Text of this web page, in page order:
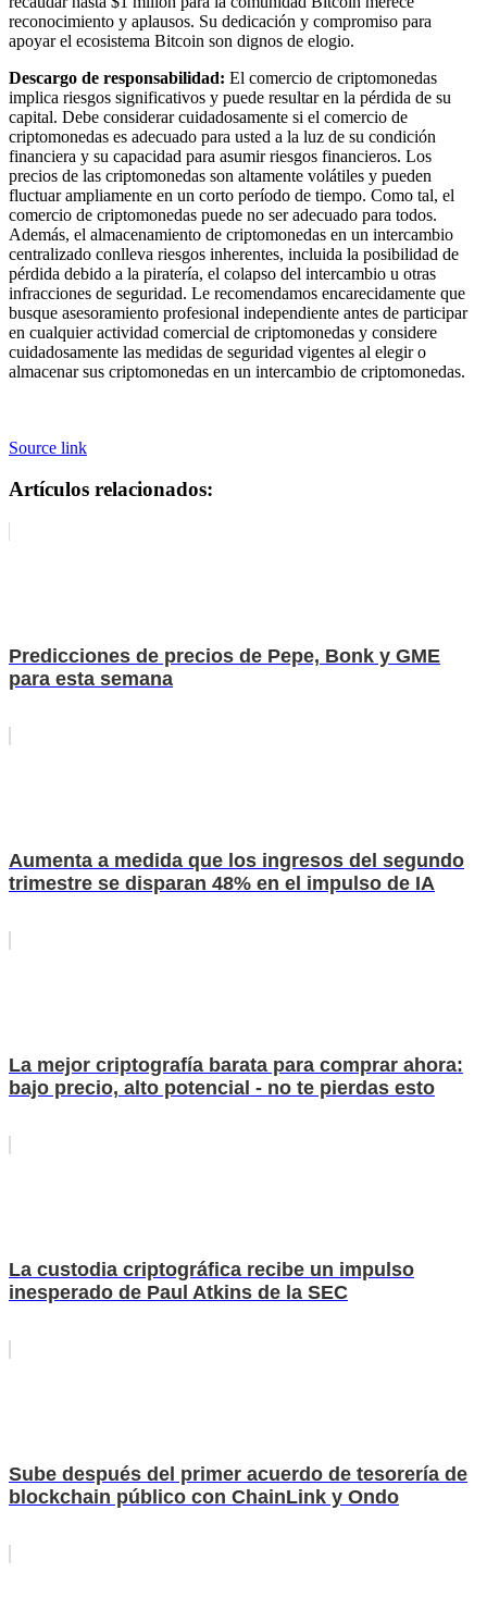
reconocimiento y aplausos. Su dedicación y compromiso para
apoyar el ecosistema Bitcoin son dignos de elogio.
Descargo de responsabilidad: El comercio de criptomonedas
implica riesgos significativos y puede resultar en la pérdida de su
capital. Debe considerar cuidadosamente si el comercio de
criptomonedas es adecuado para usted a la luz de su condición
financiera y su capacidad para asumir riesgos financieros. Los
precios de las criptomonedas son altamente volátiles y pueden
fluctuar ampliamente en un corto período de tiempo. Como tal, el
comercio de criptomonedas puede no ser adecuado para todos.
Además, el almacenamiento de criptomonedas en un intercambio
centralizado conlleva riesgos inherentes, incluida la posibilidad de
pérdida debido a la piratería, el colapso del intercambio u otras
infracciones de seguridad. Le recomendamos encarecidamente que
busque asesoramiento profesional independiente antes de participar
en cualquier actividad comercial de criptomonedas y considere
cuidadosamente las medidas de seguridad vigentes al elegir o
almacenar sus criptomonedas en un intercambio de criptomonedas.
Source link
Artículos relacionados:
Predicciones de precios de Pepe, Bonk y GME
para esta semana
Aumenta a medida que los ingresos del segundo
trimestre se disparan 48% en el impulso de IA
La mejor criptografía barata para comprar ahora:
bajo precio, alto potencial - no te pierdas esto
La custodia criptográfica recibe un impulso
inesperado de Paul Atkins de la SEC
Sube después del primer acuerdo de tesorería de
blockchain público con ChainLink y Ondo